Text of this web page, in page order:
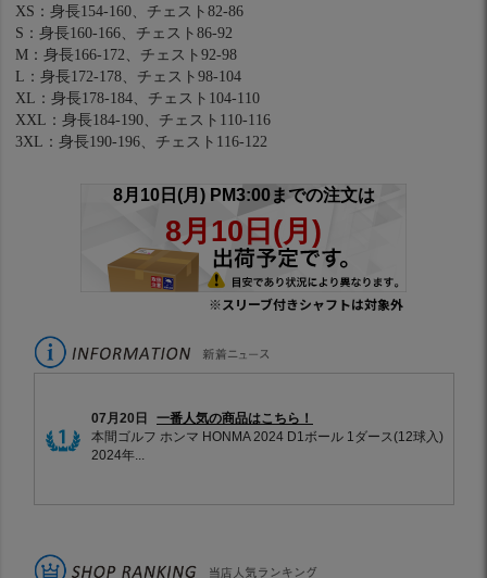
XS：身長154-160、チェスト82-86
S：身長160-166、チェスト86-92
M：身長166-172、チェスト92-98
L：身長172-178、チェスト98-104
XL：身長178-184、チェスト104-110
XXL：身長184-190、チェスト110-116
3XL：身長190-196、チェスト116-122
※スリーブ付きシャフトは対象外